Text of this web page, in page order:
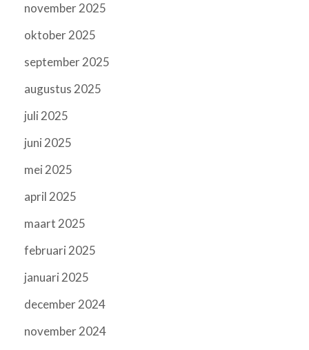
november 2025
oktober 2025
september 2025
augustus 2025
juli 2025
juni 2025
mei 2025
april 2025
maart 2025
februari 2025
januari 2025
december 2024
november 2024